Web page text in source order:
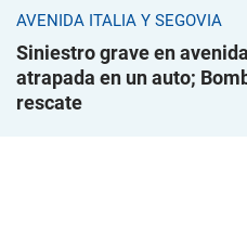
AVENIDA ITALIA Y SEGOVIA
Siniestro grave en
atrapada en un auto;
rescate